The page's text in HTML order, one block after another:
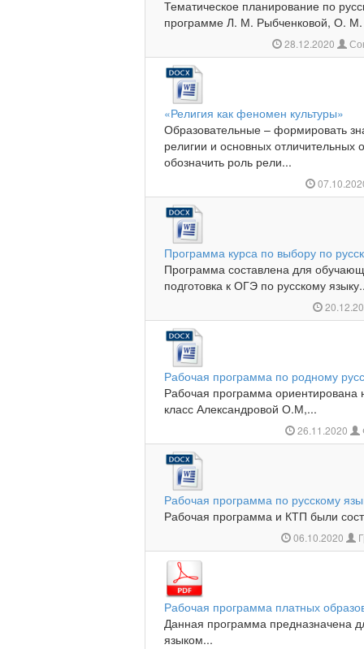
Тематическое планирование по
программе Л. М. Рыбченковой, О. М.
28.12.2020
«Религия как феномен культуры»
Образовательные – формировать
религии и основных отличительных
обозначить роль рели...
Программа курса по выбору по
Программа составлена для
подготовка к ОГЭ по русскому
Рабочая программа по родному
Рабочая программа ориентирована
класс Александровой О.М,...
26.11.2020
Рабочая программа по русскому
Рабочая программа и КТП были
06.10.2020
Рабочая программа платных
Данная программа предназначена
языком...